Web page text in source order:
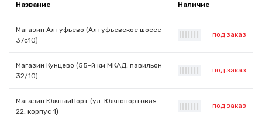
Название Наличие
Магазин Алтуфьево (Алтуфьевское шоссе
37с10)
под заказ
Магазин Кунцево (55-й км МКАД, павильон
32/10)
под заказ
Магазин ЮжныйПорт (ул. Южнопортовая
22, корпус 1)
под заказ